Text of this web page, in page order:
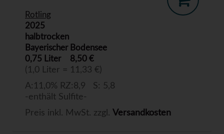
Rotling
2025
halbtrocken
Bayerischer Bodensee
0,75 Liter
8,50 €
(1,0 Liter = 11,33 €)
A:11,0% RZ:8,9 S: 5,8
-enthält Sulfite-
Preis inkl. MwSt. zzgl. Versandkosten